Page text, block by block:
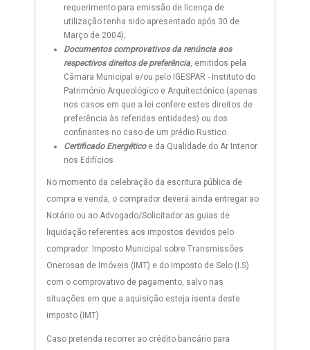
requerimento para emissão de licença de
utilização tenha sido apresentado após 30 de
Março de 2004);
Documentos comprovativos da renúncia aos
respectivos direitos de preferência, emitidos pela
Câmara Municipal e/ou pelo IGESPAR - Instituto do
Património Arqueológico e Arquitectónico (apenas
nos casos em que a lei confere estes direitos de
preferência às referidas entidades) ou dos
confinantes no caso de um prédio Rustico.
Certificado Energéticoe da Qualidade do Ar Interior
nos Edifícios
No momento da celebração da escritura pública de
compra e venda, o comprador deverá ainda entregar ao
Notário ou ao Advogado/Solicitador as guias de
liquidação referentes aos impostos devidos pelo
comprador: Imposto Municipal sobre Transmissões
Onerosas de Imóveis (IMT) e do Imposto de Selo (I.S)
com o comprovativo de pagamento, salvo nas
situações em que a aquisição esteja isenta deste
imposto (IMT)
Caso pretenda recorrer ao crédito bancário para